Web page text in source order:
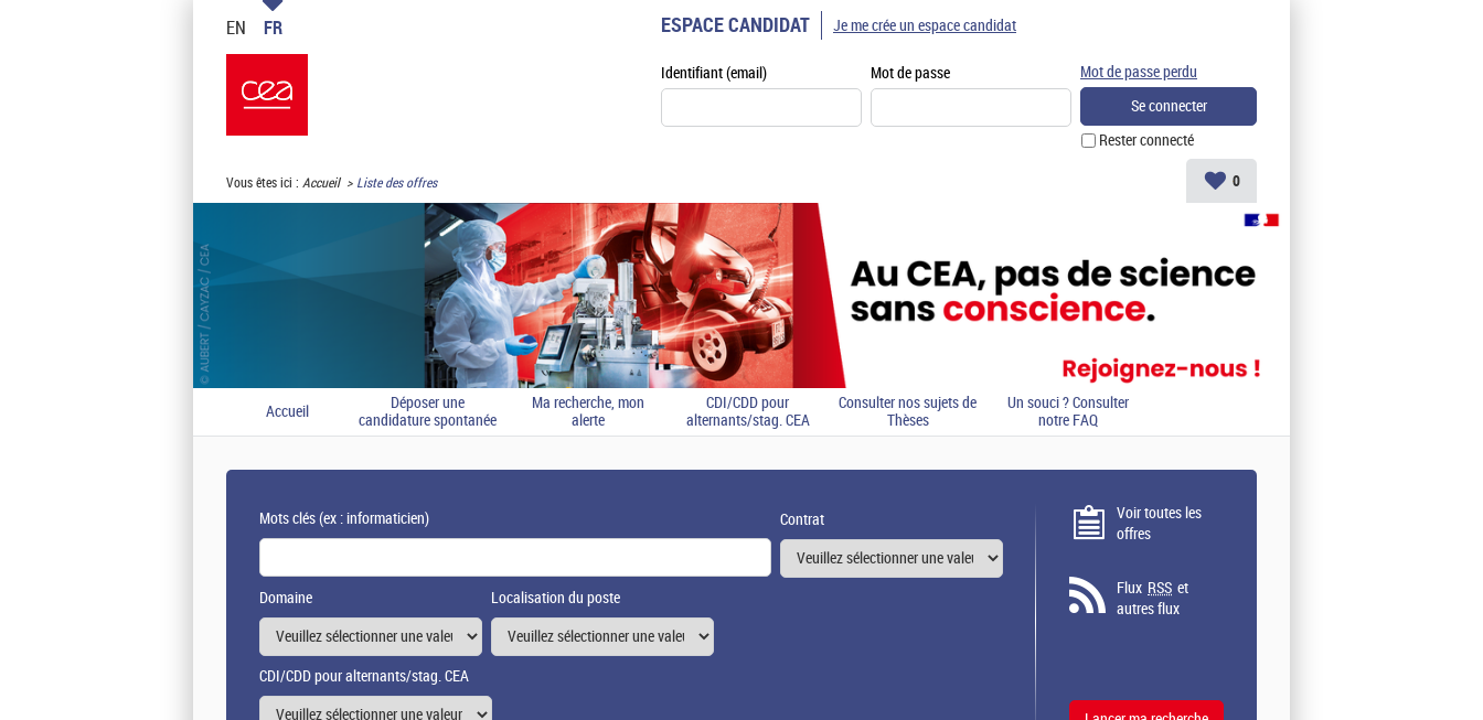
EN FR ESPACE CANDIDAT
Identifiant (email) Mot de passe
Rester connecté
Mot de passe perdu
Je me crée un espace candidat
Vous êtes ici : Accueil Liste des offres 0
Accueil
Déposer une
candidature spontanée
Ma recherche, mon
alerte
CDI/CDD pour
alternants/stag. CEA
Consulter nos sujets de
Thèses
Un souci ? Consulter
notre FAQ
Mots clés(ex : informaticien) Contrat
Domaine Localisation du poste
CDI/CDD pour alternants/stag. CEA
Voir toutes les
offres
Flux RSS et
autres flux